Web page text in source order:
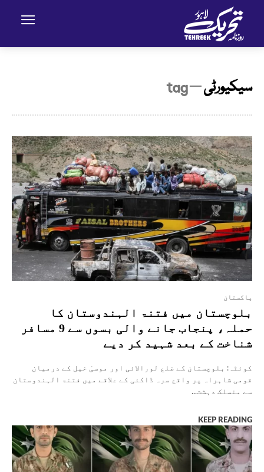
سیکیورٹی─ tag
پاکستان
بلوچستان میں فتنۃ الہندوستان کا
حملہ، پنجاب جانے والی بسوں سے 9 مسافر
شناخت کے بعد شہید کر دیے
کوئٹہ: بلوچستان کے ضلع لورالائی اور موسیٰ خیل کے درمیان
قومی شاہراہ پر واقع سرہ ڈاکئی کے علاقے میں فتنۃ الہندوستان
سے منسلک دہشت...
KEEP READING